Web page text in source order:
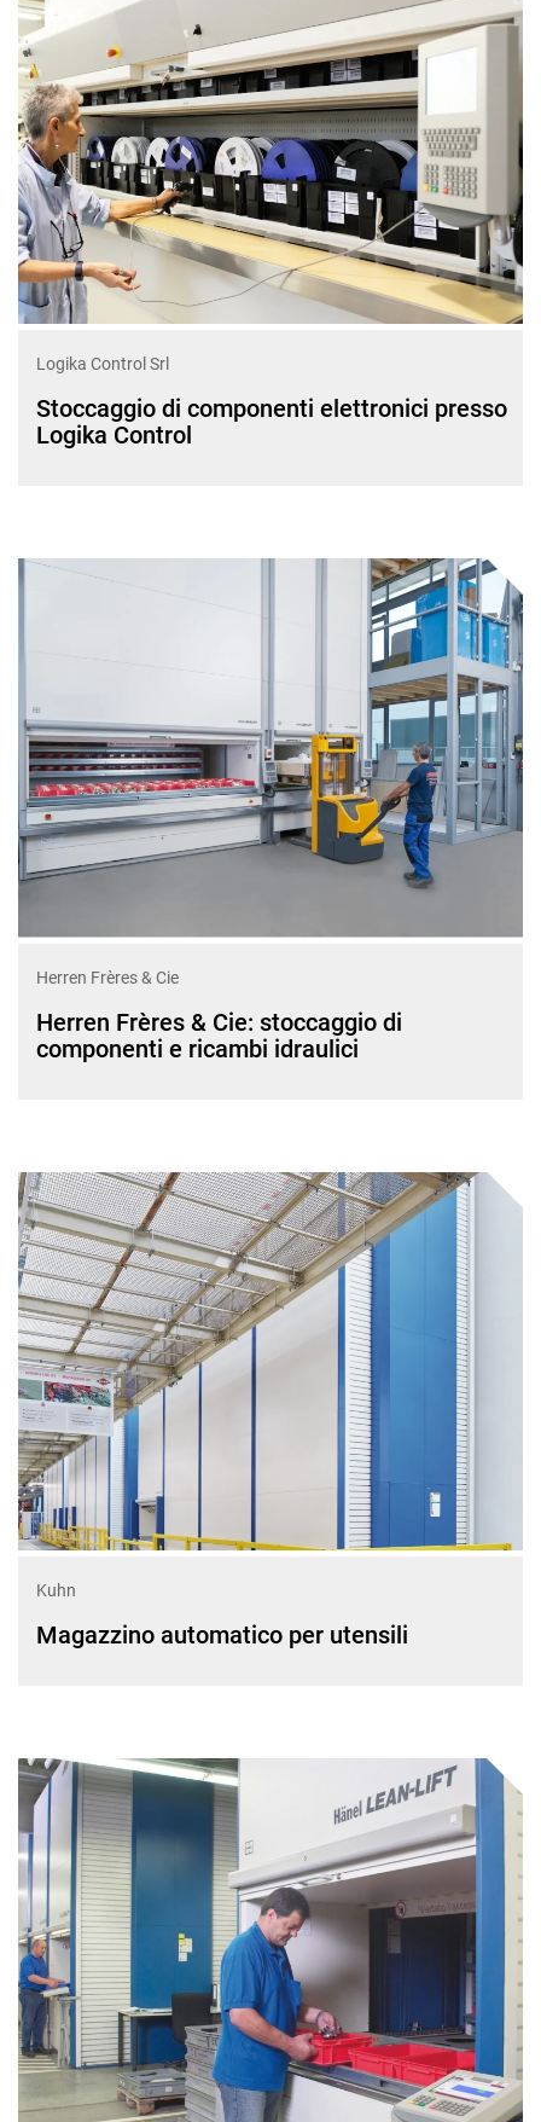
Logika Control Srl
Stoccaggio di componenti elettronici presso
Logika Control
Herren Frères & Cie
Herren Frères & Cie: stoccaggio di
componenti e ricambi idraulici
Kuhn
Magazzino automatico per utensili